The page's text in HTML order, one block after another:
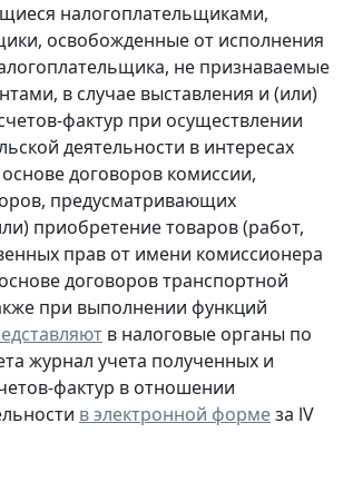
налогоплательщиками,
освобожденные от исполнения
не признаваемые
в случае выставления и (или)
фактур при осуществлении
деятельности в интересах
договоров комиссии,
предусматривающих
приобретение товаров (работ,
прав от имени комиссионера
договоров транспортной
при выполнении функций
в налоговые органы по
журнал учета полученных и
фактур в отношении
в электронной формеза lV